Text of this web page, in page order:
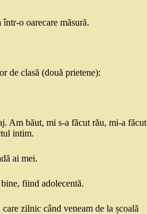
o oarecare măsură.
de clasă (două prietene):
Am băut, mi s-a făcut rău, mi-a făcut
intim.
ai mei.
fiind adolecentă.
zilnic când veneam de la școală